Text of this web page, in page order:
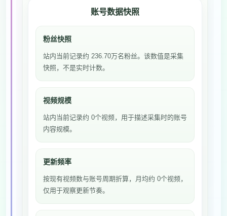
账号数据快照
粉丝快照
站内当前记录约 236.70万名粉丝。该数值是采集
快照，不是实时计数。
视频规模
站内当前记录约 0个视频，用于描述采集时的账号
内容规模。
更新频率
按现有视频数与账号周期折算，月均约 0个视频，
仅用于观察更新节奏。